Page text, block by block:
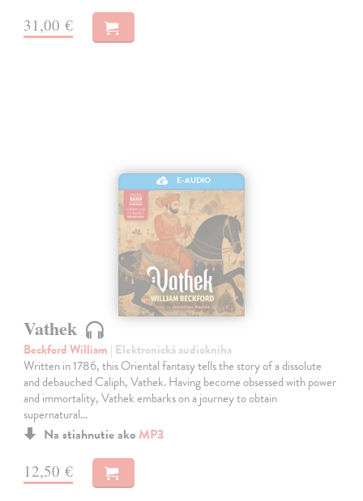
31,00 €
E-AUDIO
Vathek
Beckford William | Elektronická audiokniha
Written in 1786, this Oriental fantasy tells the story of a dissolute
and debauched Caliph, Vathek. Having become obsessed with power
and immortality, Vathek embarks on a journey to obtain
supernatural…
Na stiahnutie ako MP3
12,50 €